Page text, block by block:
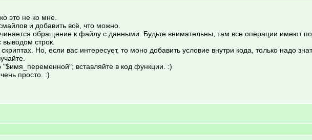
это не ко мне.
и добавить всё, что можно.
обращение к файлу с данными. Будьте внимательны, там все операции имеют
выводом строк.
Но, если вас интересует, то моно добавить условие внутри кода, только надо
вставляйте в код функции. :)
просто. :)